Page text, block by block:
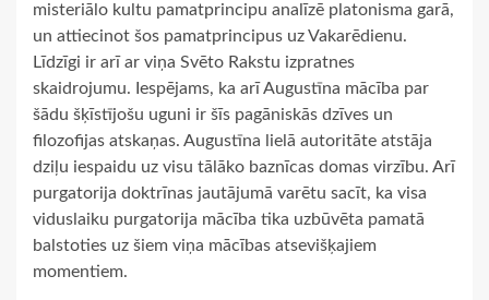
misteriālo kultu pamatprincipu analīzē platonisma garā,
un attiecinot šos pamatprincipus uz Vakarēdienu.
Līdzīgi ir arī ar viņa Svēto Rakstu izpratnes
skaidrojumu. Iespējams, ka arī Augustīna mācība par
šādu šķīstījošu uguni ir šīs pagāniskās dzīves un
filozofijas atskaņas. Augustīna lielā autoritāte atstāja
dziļu iespaidu uz visu tālāko baznīcas domas virzību. Arī
purgatorija doktrīnas jautājumā varētu sacīt, ka visa
viduslaiku purgatorija mācība tika uzbūvēta pamatā
balstoties uz šiem viņa mācības atsevišķajiem
momentiem.